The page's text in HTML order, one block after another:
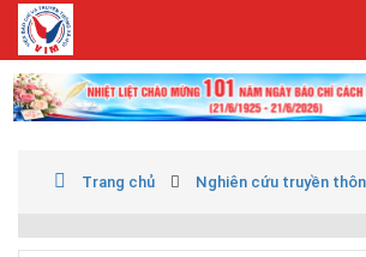
Trang chủ Nghiên cứu truyền